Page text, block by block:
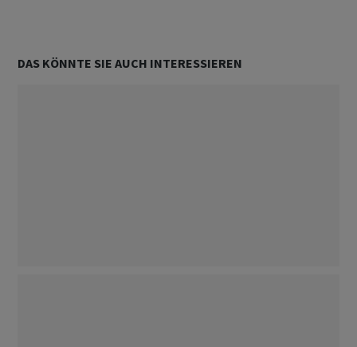
DAS KÖNNTE SIE AUCH INTERESSIEREN